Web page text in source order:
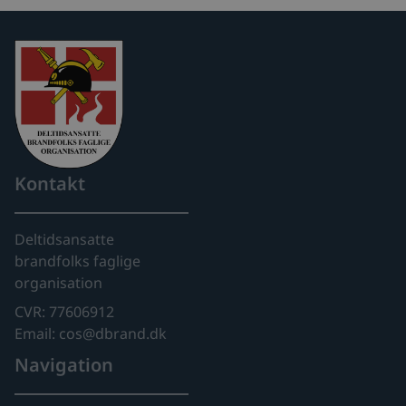
Kontakt
Deltidsansatte
brandfolks faglige
organisation
CVR: 77606912
Email: cos@dbrand.dk
Navigation